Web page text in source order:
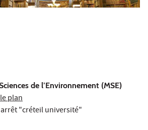
de l’Environnement (MSE)
plan
"créteil université"